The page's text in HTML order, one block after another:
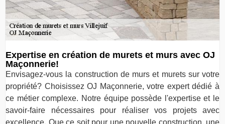
Expertise en création de murets et murs avec OJ
Maçonnerie!
Envisagez-vous la construction de murs et murets sur votre
propriété? Choisissez OJ Maçonnerie, votre expert dédié à
ce métier complexe. Notre équipe possède l'expertise et le
savoir-faire nécessaires pour réaliser vos projets avec
excellence. Que ce soit pour une nouvelle construction, une